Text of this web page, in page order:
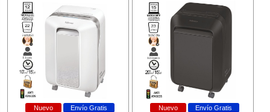
Envío Gratis
Nuevo Envío Gratis
Nuevo